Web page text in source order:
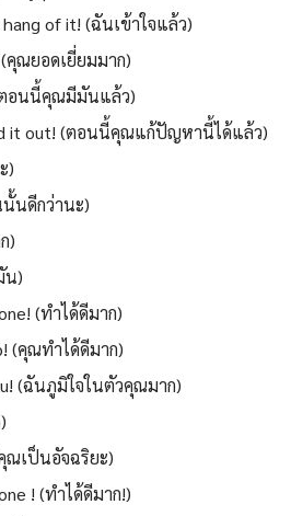
of it! (ฉันเข้าใจแล้ว)
คุณยอดเยี่ยมมาก)
ตอนนี้คุณมีมันแล้ว)
it out! (ตอนนี้คุณแก้ปัญหานี้ได้แล้ว)
)
นดีกว่านะ)
)
น)
(ทำได้ดีมาก)
(คุณทำได้ดีมาก)
(ฉันภูมิใจในตัวคุณมาก)
ณเป็นอัจฉริยะ)
! (ทำได้ดีมาก!)